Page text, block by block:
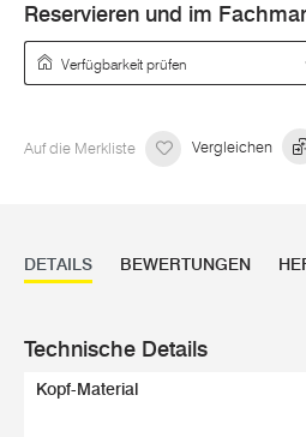
Reservieren und im
Auf die Merkliste Vergleichen
DETAILS BEWERTUNGEN
Technische Details
Kopf-Material